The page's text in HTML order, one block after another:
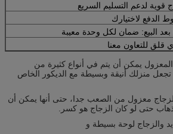
قوية لدعم التسليم السريع
الدفع لاختيارك
البيع: ضمان لكل وحدة معيبة
قلق للتعاون معنا
يمكن أن يتم في أنواع كثيرة من
تجعل منزلك أنيقة وبسيطة مع الديكور الخاص
معزول من الصعب جدا، حتى أنها يمكن أن
حتى لو كان الزجاج هو كسر.
والزجاج لوحة بسيطة و